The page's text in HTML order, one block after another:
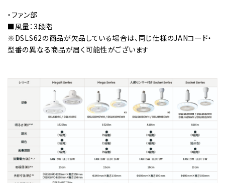
・ファン部
■風量：3段階
※DSLS62の商品が欠品している場合は、同じ仕様のJANコード・
型番の異なる商品が届く可能性がございます